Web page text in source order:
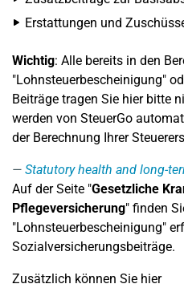
Erstattungen und
Wichtig: Alle bereits in den
"Lohnsteuerbescheinigung"
Beiträge tragen Sie hier bitte
werden von SteuerGo
der Berechnung Ihrer
Statutory health and long-
Auf der Seite "Gesetzliche
Pflegeversicherung" finden
"Lohnsteuerbescheinigung"
Sozialversicherungsbeiträge.
Zusätzlich können Sie hier